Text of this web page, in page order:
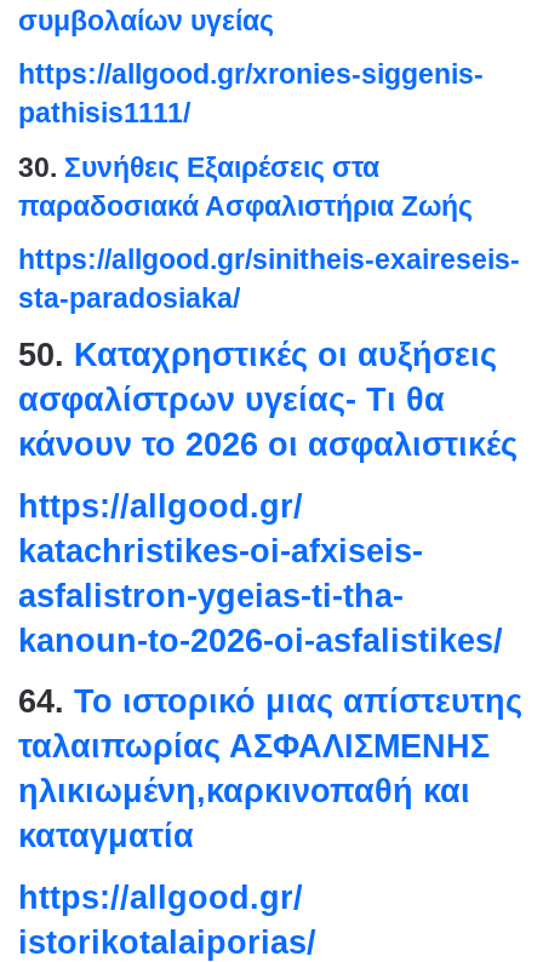
συμβολαίων υγείας
https://allgood.gr/xronies-siggenis-
pathisis1111/
30. Συνήθεις Εξαιρέσεις στα
παραδοσιακά Ασφαλιστήρια Ζωής
https://allgood.gr/sinitheis-exaireseis-
sta-paradosiaka/
50. Καταχρηστικές οι αυξήσεις
ασφαλίστρων υγείας- Τι θα
κάνουν το 2026 οι ασφαλιστικές
https://allgood.gr/
katachristikes-oi-afxiseis-
asfalistron-ygeias-ti-tha-
kanoun-to-2026-oi-asfalistikes/
64. Το ιστορικό μιας απίστευτης
ταλαιπωρίας ΑΣΦΑΛΙΣΜΕΝΗΣ
ηλικιωμένη,καρκινοπαθή και
καταγματία
https://allgood.gr/
istorikotalaiporias/